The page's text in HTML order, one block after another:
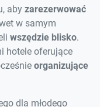
aby zarezerwować
w samym
wszędzie blisko.
hotele oferujące
organizujące
dla młodego